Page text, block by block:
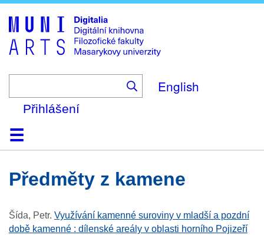
to
main
content
English
Přihlášení
DomůKolekce
Prohlížení
Vyhledávání
O platformě
Nápověda
KontaktDigitalia
předměty z kamene
Šída, Petr. Využívání kamenné suroviny v mladší a pozdní
době kamenné : dílenské areály v oblasti horního Pojizeří